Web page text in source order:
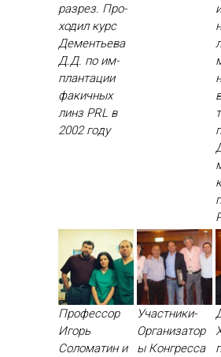
раз­рез. Про­
ходил курс
Де­менть­ева
Д.Д. по им­
план­та­ции
фа­кич­ных
линз PRL в
2002 го­ду
Профессор
Игорь
Соломатин и
Участники-
Организатор
ы Конгресса